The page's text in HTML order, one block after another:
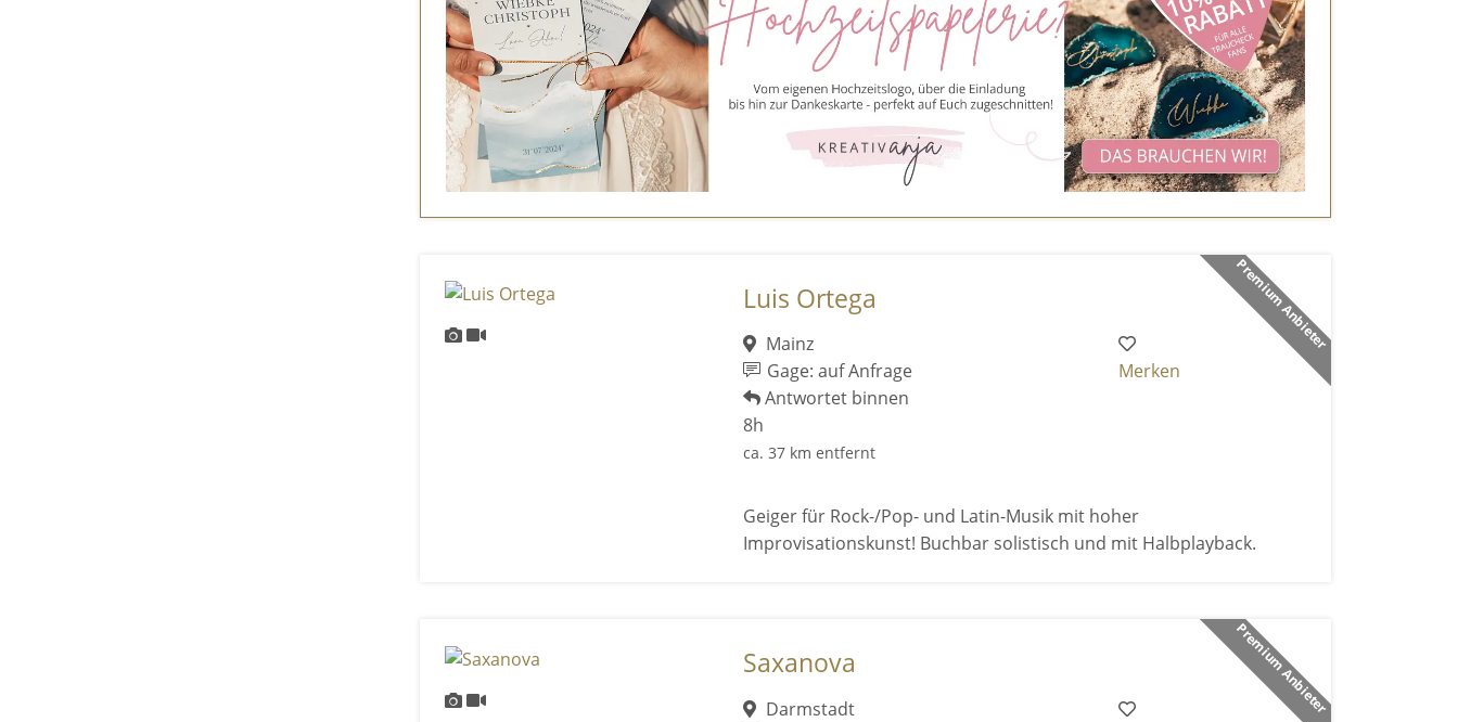
Premium Anbieter
Luis Ortega
Mainz
Gage: auf Anfrage
Antwortet binnen
8h
ca. 37 km entfernt
Merken
Geiger für Rock-/Pop- und Latin-Musik mit hoher
Improvisationskunst! Buchbar solistisch und mit Halbplayback.
Premium Anbieter
Saxanova
Darmstadt